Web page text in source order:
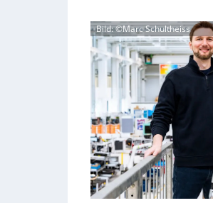
Bild: ©Marc Schultheiss